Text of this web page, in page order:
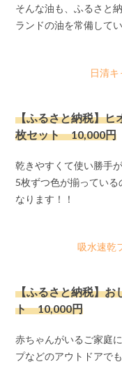
そんな油も、ふるさと
ランドの油を常備してい
日清
【ふるさと納税】ヒ
枚セット 10,000円
乾きやすくて使い勝手
5枚ずつ色が揃っている
なります！！
吸水速乾
【ふるさと納税】お
ト 10,000円
赤ちゃんがいるご家庭
プなどのアウトドアで